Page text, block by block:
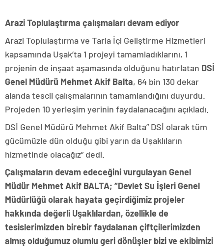
Arazi Toplulaştırma çalışmaları devam ediyor
Arazi Toplulaştırma ve Tarla İçi Geliştirme Hizmetleri
kapsamında Uşak’ta 1 projeyi tamamladıklarını, 1
projenin de inşaat aşamasında olduğunu hatırlatan DSİ
Genel Müdürü Mehmet Akif Balta, 64 bin 130 dekar
alanda tescil çalışmalarının tamamlandığını duyurdu.
Projeden 10 yerleşim yerinin faydalanacağını açıkladı.
DSİ Genel Müdürü Mehmet Akif Balta” DSİ olarak tüm
gücümüzle dün olduğu gibi yarın da Uşaklıların
hizmetinde olacağız” dedi.
Çalışmaların devam edeceğini vurgulayan Genel
Müdür Mehmet Akif BALTA; “Devlet Su İşleri Genel
Müdürlüğü olarak hayata geçirdiğimiz projeler
hakkında değerli Uşaklılardan, özellikle de
tesislerimizden birebir faydalanan çiftçilerimizden
almış olduğumuz olumlu geri dönüşler bizi ve ekibimizi